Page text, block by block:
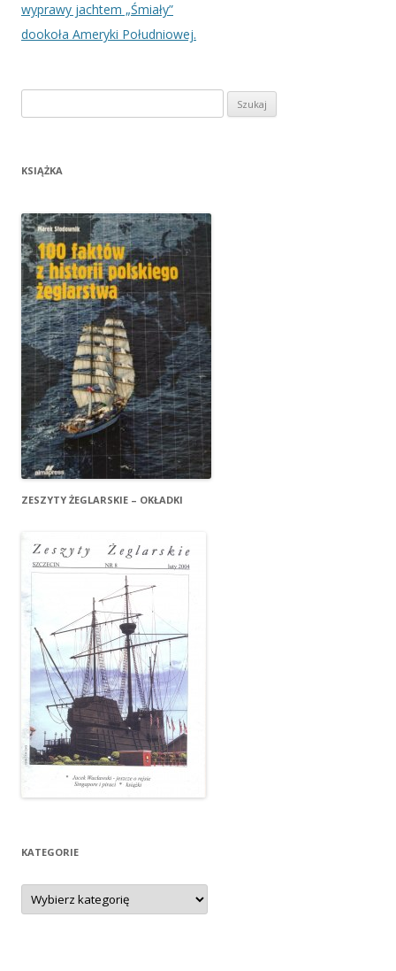
wpisu
wyprawy jachtem „Śmiały”
dookoła Ameryki Południowej.
KSIĄŻKA
ZESZYTY ŻEGLARSKIE – OKŁADKI
KATEGORIE
Kategorie